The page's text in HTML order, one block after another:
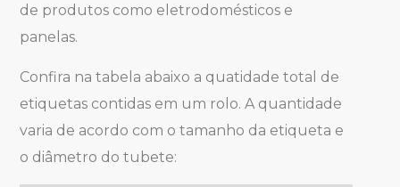
de produtos como eletrodomésticos e
panelas.
Confira na tabela abaixo a quatidade total de
etiquetas contidas em um rolo. A quantidade
varia de acordo com o tamanho da etiqueta e
o diâmetro do tubete: